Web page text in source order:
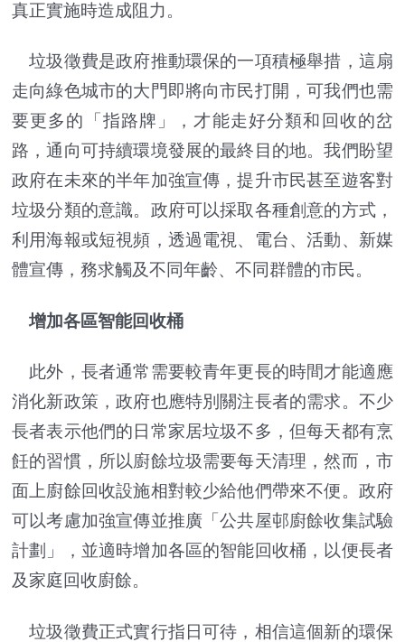
真正實施時造成阻力。
垃圾徵費是政府推動環保的一項積極舉措，這扇
走向綠色城市的大門即將向市民打開，可我們也需
要更多的「指路牌」，才能走好分類和回收的岔
路，通向可持續環境發展的最終目的地。我們盼望
政府在未來的半年加強宣傳，提升市民甚至遊客對
垃圾分類的意識。政府可以採取各種創意的方式，
利用海報或短視頻，透過電視、電台、活動、新媒
體宣傳，務求觸及不同年齡、不同群體的市民。
增加各區智能回收桶
此外，長者通常需要較青年更長的時間才能適應
消化新政策，政府也應特別關注長者的需求。不少
長者表示他們的日常家居垃圾不多，但每天都有烹
飪的習慣，所以廚餘垃圾需要每天清理，然而，市
面上廚餘回收設施相對較少給他們帶來不便。政府
可以考慮加強宣傳並推廣「公共屋邨廚餘收集試驗
計劃」，並適時增加各區的智能回收桶，以便長者
及家庭回收廚餘。
垃圾徵費正式實行指日可待，相信這個新的環保